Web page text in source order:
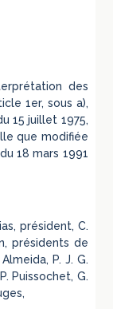
des
1er, sous a),
15 juillet 1975,
que modifiée
18 mars 1991
président, C.
présidents de
P. J. G.
Puissochet, G.